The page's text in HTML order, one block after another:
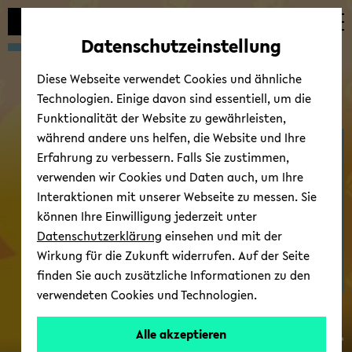
Automatische
vermeiden
zum
wechseln
zum
wechseln
zum
wechseln
Deine Fach­schaft
Wir
als
Fach­
*nietzsch-​nietzsch*
Datenschutzeinstellung
Diese Webseite verwendet Cookies und ähnliche
Technologien. Einige davon sind essentiell, um die
Funktionalität der Website zu gewährleisten,
während andere uns helfen, die Website und Ihre
Erfahrung zu verbessern. Falls Sie zustimmen,
verwenden wir Cookies und Daten auch, um Ihre
Interaktionen mit unserer Webseite zu messen. Sie
können Ihre Einwilligung jederzeit unter
Datenschutzerklärung einsehen und mit der
Wirkung für die Zukunft widerrufen. Auf der Seite
finden Sie auch zusätzliche Informationen zu den
verwendeten Cookies und Technologien.
Alle akzeptieren